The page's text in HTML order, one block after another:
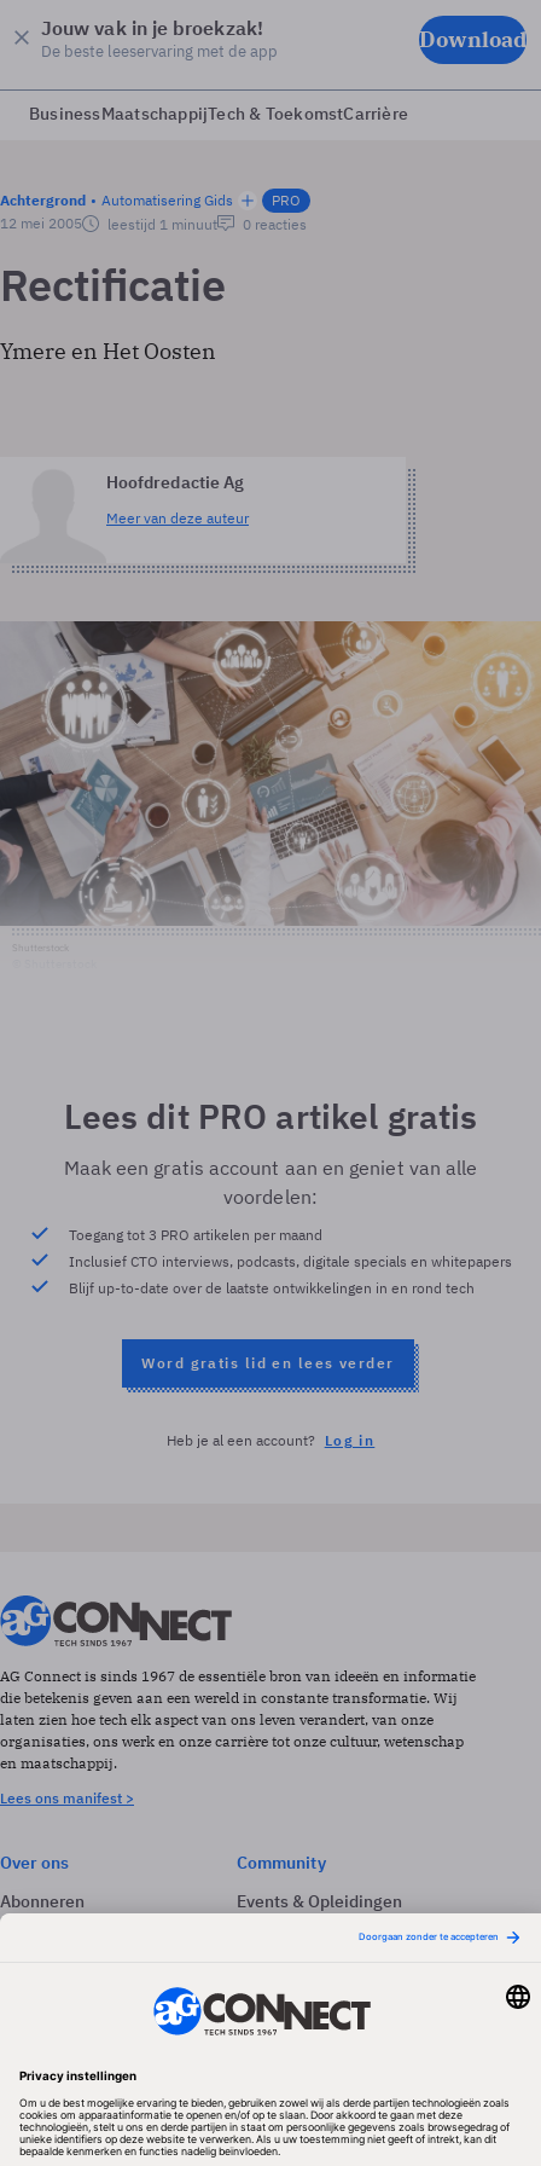
Jouw vak in je broekzak!
De beste leeservaring met de app Download
BusinessMaatschappijTech & ToekomstCarrière
Achtergrond Automatisering Gids
PRO
12 mei 2005
leestijd 1 minuut 0 reacties
Rectificatie
Ymere en Het Oosten
Hoofdredactie Ag
Meer van deze auteur
Lees dit PRO artikel gratis
Maak een gratis account aan en geniet van alle
voordelen:
Toegang tot 3 PRO artikelen per maand
Inclusief CTO interviews, podcasts, digitale specials en whitepapers
Blijf up-to-date over de laatste ontwikkelingen in en rond tech
Word gratis lid en lees verder
Heb je al een account? Log in
AG Connect is sinds 1967 de essentiële bron van ideeën en informatie
die betekenis geven aan een wereld in constante transformatie. Wij
laten zien hoe tech elk aspect van ons leven verandert, van onze
organisaties, ons werk en onze carrière tot onze cultuur, wetenschap
en maatschappij.
Lees ons manifest >
Over ons
Abonneren
Community
Events & Opleidingen
Volg ons